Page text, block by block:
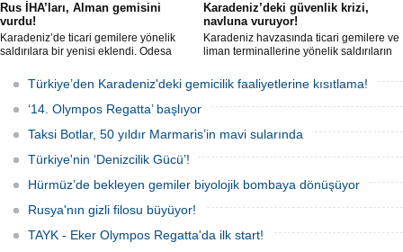
Rus İHA’ları, Alman gemisini
vurdu!
Karadeniz’de ticari gemilere yönelik
saldırılara bir yenisi eklendi. Odesa
aldığı Alman işletmesindeki Emil
gemisinde yangın çıktı; teknik sistemler
durunca mürettebat tahliye edildi.
Karadeniz’deki güvenlik krizi,
navluna vuruyor!
Karadeniz havzasında ticari gemilere ve
liman terminallerine yönelik saldırıların
sekteye uğrattı. Risk artışıyla birlikte
ortalama petrol tankeri maliyetleri 300
bin doları aşarken, savaş sigortası
fiyatlarında yüzde 50’yi geçen
Türkiye’den Karadeniz'deki gemicilik faaliyetlerine kısıtlama!
‘14. Olympos Regatta’ başlıyor
Taksi Botlar, 50 yıldır Marmaris’in mavi sularında
Türkiye'nin ‘Denizcilik Gücü’!
Hürmüz’de bekleyen gemiler biyolojik bombaya dönüşüyor
Rusya'nın gizli filosu büyüyor!
TAYK - Eker Olympos Regatta'da ilk start!